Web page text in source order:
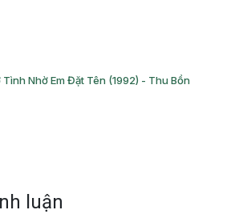
Nhờ Em Đặt Tên (1992) - Thu Bồn
luận